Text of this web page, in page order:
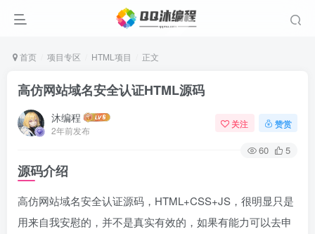
首页 项目专区 HTML项目 正文
高仿网站域名安全认证HTML源码
沐编程
2年前发布
关注 赞赏
60 5
源码介绍
高仿网站域名安全认证源码，HTML+CSS+JS，很明显只是
用来自我安慰的，并不是真实有效的，如果有能力可以去申